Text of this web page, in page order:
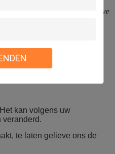
als de schade niet door mens
2 jaar garantie voor relatieve
extra als reparatie laden.
ons de dienstcentrum.
aan: Magnetisch deurslot,
staking, Elektrisch boutslot,
kan volgens uw
veranderd.
te laten gelieve ons de